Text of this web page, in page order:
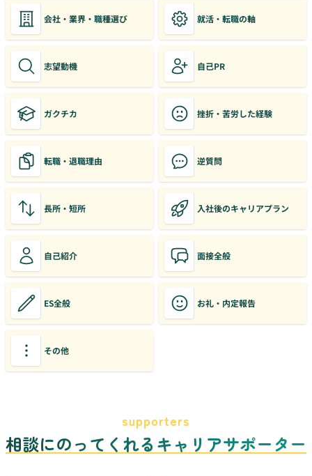
会社・業界・職種選び 就活・転職の軸
志望動機 自己PR
ガクチカ 挫折・苦労した経験
転職・退職理由 逆質問
長所・短所 入社後のキャリアプラン
自己紹介 面接全般
ES全般 お礼・内定報告
その他
supporters
相談にのってくれるキャリアサポーター